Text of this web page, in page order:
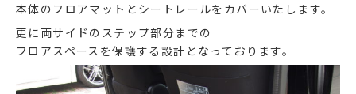
本体のフロアマットとシートレールをカバーいたします。
更に両サイドのステップ部分までの
フロアスペースを保護する設計となっております。